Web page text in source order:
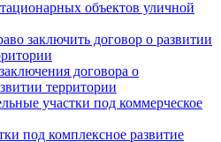
объектов уличной
заключить договор о развитии
договора о
территории
участки под коммерческое
под комплексное развитие